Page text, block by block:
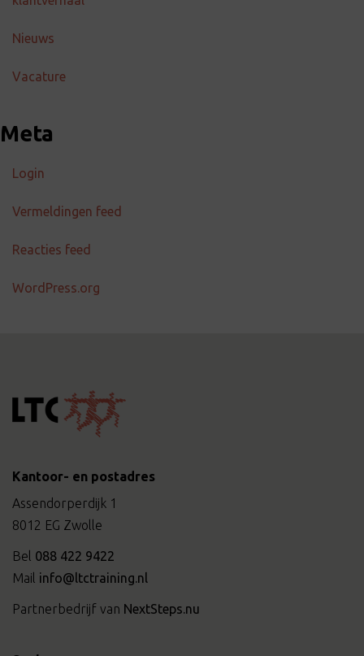
Nieuws
Vacature
Meta
Login
Vermeldingen feed
Reacties feed
WordPress.org
Kantoor- en postadres
Assendorperdijk 1
8012 EG Zwolle
Bel 088 422 9422
Mail info@ltctraining.nl
Partnerbedrijf van NextSteps.nu